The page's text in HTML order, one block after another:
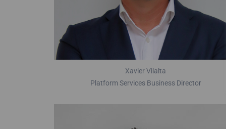
Xavier Vilalta
Platform Services Business Director